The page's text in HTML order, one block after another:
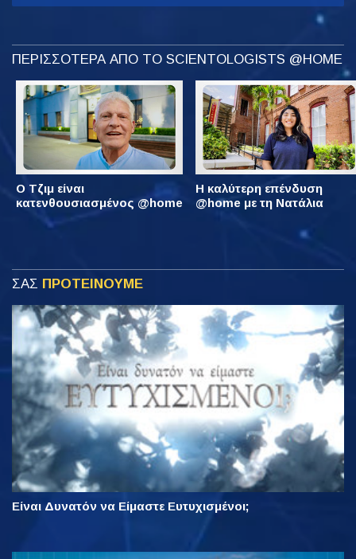
ΠΕΡΙΣΣΟΤΕΡΑ ΑΠΟ ΤΟ SCIENTOLOGISTS @HOME
Ο Τζιμ είναι
κατενθουσιασμένος @home
Η καλύτερη επένδυση
@home με τη Νατάλια
ΣΑΣ ΠΡΟΤΕΙΝΟΥΜΕ
Είναι Δυνατόν να Είμαστε Ευτυχισμένοι;